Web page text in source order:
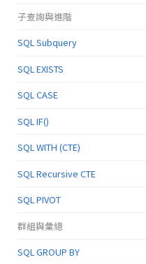
子查詢與進階
SQL Subquery
SQL EXISTS
SQL CASE
SQL IF()
SQL WITH (CTE)
SQL Recursive CTE
SQL PIVOT
群組與彙總
SQL GROUP BY